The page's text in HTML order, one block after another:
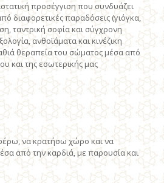
προσέγγιση που συνδυάζει
διαφορετικές παραδόσεις (γιόγκα,
ταντρική σοφία και σύγχρονη
ανθοϊάματα και κινέζικη
θεραπεία του σώματος μέσα από
και της εσωτερικής μας
να κρατήσω χώρο και να
από την καρδιά, με παρουσία και